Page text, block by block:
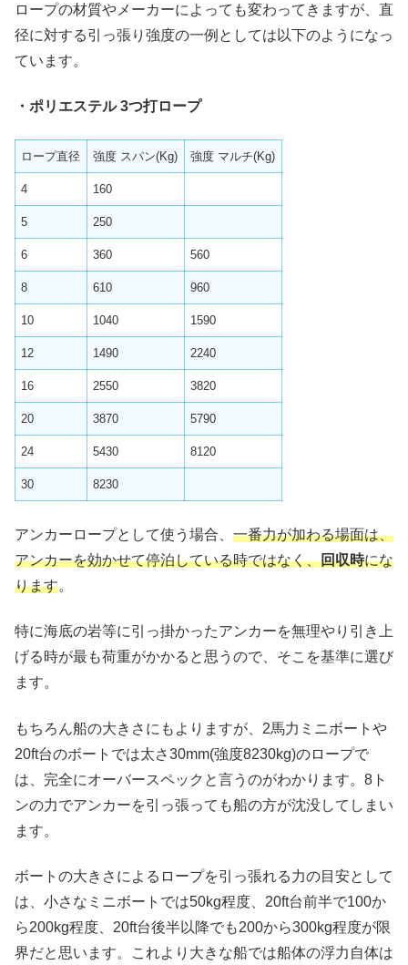
ロープの材質やメーカーによっても変わってきますが、直
径に対する引っ張り強度の一例としては以下のようになっ
ています。
・ポリエステル 3つ打ロープ
ロープ直径 強度 スパン(Kg) 強度 マルチ(Kg)
4 160
5 250
6 360 560
8 610 960
10 1040 1590
12 1490 2240
16 2550 3820
20 3870 5790
24 5430 8120
30 8230
アンカーロープとして使う場合、 一番力が加わる場面は、
アンカーを効かせて停泊している時ではなく、回収時にな
ります。
特に海底の岩等に引っ掛かったアンカーを無理やり引き上
げる時が最も荷重がかかると思うので、そこを基準に選び
ます。
もちろん船の大きさにもよりますが、2馬力ミニボートや
20ft台のボートでは太さ30mm(強度8230kg)のロープで
は、完全にオーバースペックと言うのがわかります。8ト
ンの力でアンカーを引っ張っても船の方が沈没してしまい
ます。
ボートの大きさによるロープを引っ張れる力の目安として
は、小さなミニボートでは50kg程度、20ft台前半で100か
ら200kg程度、20ft台後半以降でも200から300kg程度が限
界だと思います。これより大きな船では船体の浮力自体は